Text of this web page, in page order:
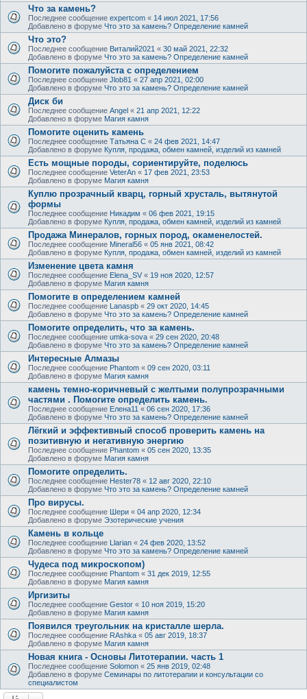
Что за камень?
Последнее сообщение expertcom « 14 июл 2021, 17:56
Добавлено в форуме Что это за камень? Определение камней
Что это?
Последнее сообщение Виталий2021 « 30 май 2021, 22:32
Добавлено в форуме Что это за камень? Определение камней
Помогите пожалуйста с определением
Последнее сообщение Jlob81 « 27 апр 2021, 02:00
Добавлено в форуме Что это за камень? Определение камней
Диск би
Последнее сообщение Angel « 21 апр 2021, 12:22
Добавлено в форуме Магия камня
Помогите оценить камень
Последнее сообщение Татьяна С « 24 фев 2021, 14:47
Добавлено в форуме Купля, продажа, обмен камней, изделий из камней
Есть мощные породы, сориентируйте, поделюсь
Последнее сообщение VeterAn « 17 фев 2021, 23:53
Добавлено в форуме Магия камня
Куплю прозрачный кварц, горный хрусталь, вытянутой
формы
Последнее сообщение Никадим « 06 фев 2021, 19:15
Добавлено в форуме Купля, продажа, обмен камней, изделий из камней
Продажа Минералов, горных пород, окаменелостей.
Последнее сообщение Mineral56 « 05 янв 2021, 08:42
Добавлено в форуме Купля, продажа, обмен камней, изделий из камней
Изменение цвета камня
Последнее сообщение Elena_SV « 19 ноя 2020, 12:57
Добавлено в форуме Магия камня
Помогите в определением камней
Последнее сообщение Lanaspb « 29 окт 2020, 14:45
Добавлено в форуме Что это за камень? Определение камней
Помогите определить, что за камень.
Последнее сообщение umka-sova « 29 сен 2020, 20:48
Добавлено в форуме Что это за камень? Определение камней
Интересные Алмазы
Последнее сообщение Phantom « 09 сен 2020, 03:11
Добавлено в форуме Магия камня
камень темно-коричневый с желтыми полупрозрачными
частями . Помогите определить камень.
Последнее сообщение Елена11 « 06 сен 2020, 17:36
Добавлено в форуме Что это за камень? Определение камней
Лёгкий и эффективный способ проверить камень на
позитивную и негативную энергию
Последнее сообщение Phantom « 05 сен 2020, 13:35
Добавлено в форуме Магия камня
Помогите определить.
Последнее сообщение Hester78 « 12 авг 2020, 22:10
Добавлено в форуме Что это за камень? Определение камней
Про вирусы.
Последнее сообщение Шери « 04 апр 2020, 12:34
Добавлено в форуме Эзотерические учения
Камень в кольце
Последнее сообщение Llarian « 24 фев 2020, 13:52
Добавлено в форуме Что это за камень? Определение камней
Чудеса под микроскопом)
Последнее сообщение Phantom « 31 дек 2019, 12:55
Добавлено в форуме Магия камня
Иргизиты
Последнее сообщение Gestor « 10 ноя 2019, 15:20
Добавлено в форуме Магия камня
Появился треугольник на кристалле шерла.
Последнее сообщение RAshka « 05 авг 2019, 18:37
Добавлено в форуме Магия камня
Новая книга - Основы Литотерапии. часть 1
Последнее сообщение Solomon « 25 янв 2019, 02:48
Добавлено в форуме Семинары по литотерапии и консультации со
специалистом